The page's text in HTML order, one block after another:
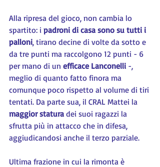
Alla ripresa del gioco, non cambia lo
spartito: i padroni di casa sono su tutti i
palloni, tirano decine di volte da sotto e
da tre punti ma raccolgono 12 punti - 6
per mano di un efficace Lanconelli -,
meglio di quanto fatto finora ma
comunque poco rispetto al volume di tiri
tentati. Da parte sua, il CRAL Mattei la
maggior statura dei suoi ragazzi la
sfrutta più in attacco che in difesa,
aggiudicandosi anche il terzo parziale.
Ultima frazione in cui la rimonta è